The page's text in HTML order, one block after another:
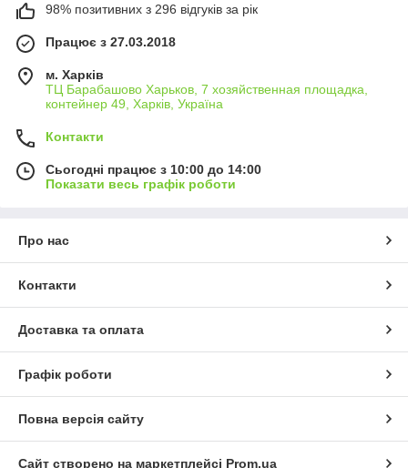
98% позитивних з 296 відгуків за рік
Працює з 27.03.2018
м. Харків
ТЦ Барабашово Харьков, 7 хозяйственная площадка,
контейнер 49, Харків, Україна
Контакти
Сьогодні працює з 10:00 до 14:00
Показати весь графік роботи
Про нас
Контакти
Доставка та оплата
Графік роботи
Повна версія сайту
Сайт створено на маркетплейсі Prom.ua